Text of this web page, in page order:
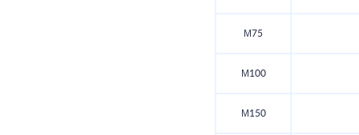
М75
М100
М150